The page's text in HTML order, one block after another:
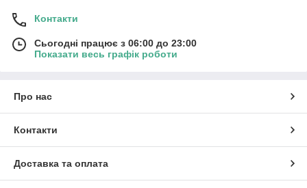
Контакти
Сьогодні працює з 06:00 до 23:00
Показати весь графік роботи
Про нас
Контакти
Доставка та оплата